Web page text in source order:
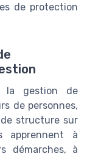
de protection
la gestion de
de personnes,
structure sur
apprennent à
démarches, à